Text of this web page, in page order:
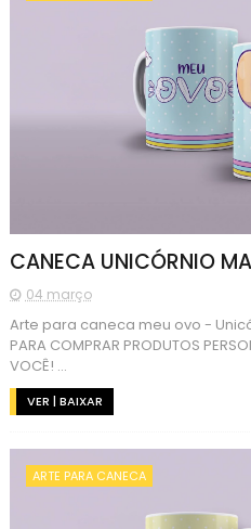
CANECA UNICÓRNIO
04 março
Arte para caneca meu ovo -
PARA COMPRAR PRODUTOS
VOCÊ! ...
VER | BAIXAR
ARTE PARA CANECA